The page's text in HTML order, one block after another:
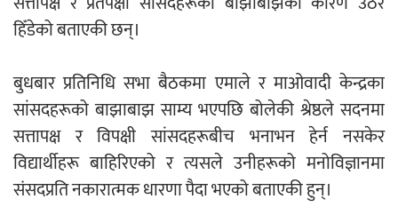
बलियो र जीवन्त विकास साझेदारीको एक
हिस्सा : नियोग उपप्रमुख श्रीवास्तव
प्रेस काउन्सिल सदस्य नियुक्तिमा विभेद भयो :
जनमत पत्रकार संघ
हिँडेको बताएकी छन्।
बुधबार प्रतिनिधि सभा बैठकमा एमाले र माओवादी केन्द्रका
सांसदहरूको बाझाबाझ साम्य भएपछि बोलेकी श्रेष्ठले सदनमा
सत्तापक्ष र विपक्षी सांसदहरूबीच भनाभन हेर्न नसकेर
विद्यार्थीहरू बाहिरिएको र त्यसले उनीहरूको मनोविज्ञानमा
संसदप्रति नकारात्मक धारणा पैदा भएको बताएकी हुन्।